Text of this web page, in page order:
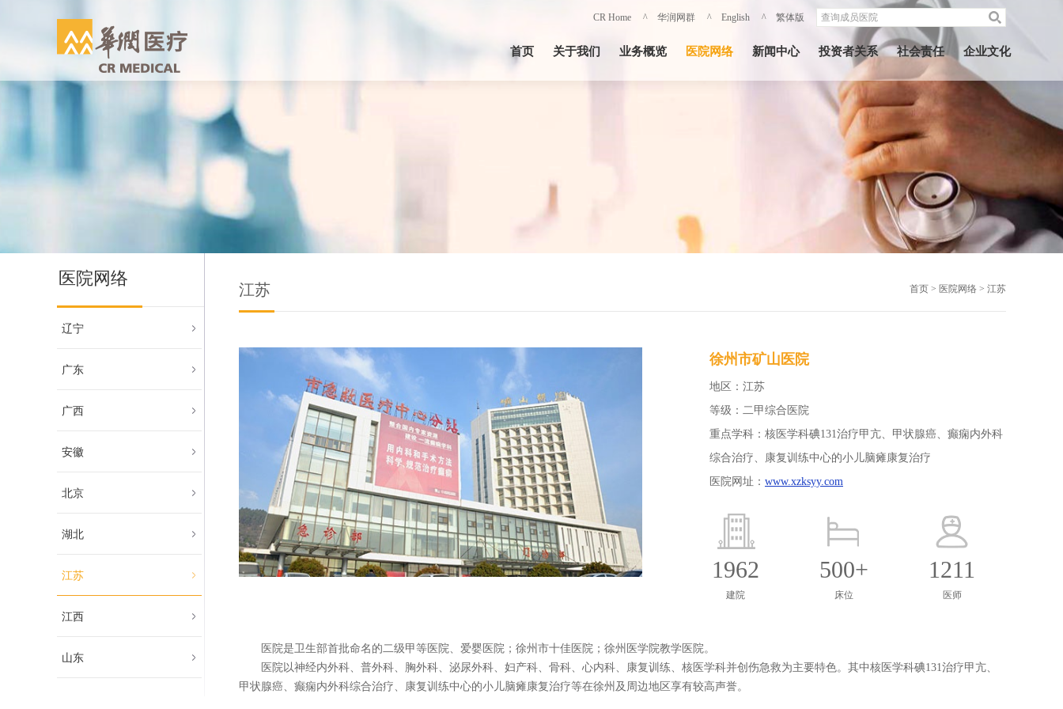
CR Home ^ 华润网群 ^ English ^ 繁体版
首页 关于我们 业务概览 医院网络 新闻中心 投资者关系 社会责任 企业文化
医院网络
辽宁
广东
广西
安徽
北京
湖北
江苏
江西
山东
江苏 首页 > 医院网络 > 江苏
徐州市矿山医院
地区：江苏
等级：二甲综合医院
重点学科：核医学科碘131治疗甲亢、甲状腺癌、癫痫内外科
综合治疗、康复训练中心的小儿脑瘫康复治疗
医院网址： www.xzksyy.com
1962
建院
500+
床位
1211
医师
医院是卫生部首批命名的二级甲等医院、爱婴医院；徐州市十佳医院；徐州医学院教学医院。
医院以神经内外科、普外科、胸外科、泌尿外科、妇产科、骨科、心内科、康复训练、核医学科并创伤急救为主要特色。其中核医学科碘131治疗甲亢、
甲状腺癌、癫痫内外科综合治疗、康复训练中心的小儿脑瘫康复治疗等在徐州及周边地区享有较高声誉。